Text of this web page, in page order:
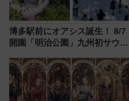
博多駅前にオアシス誕生！ 8/7
開園「明治公園」九州初サウナ
品グルメ登場で駅前の過ごし方
はどう変わる？